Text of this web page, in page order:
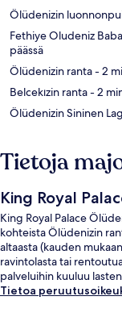
Ölüdenizin
Fethiye Oludeniz
päässä
Ölüdenizin ranta- 2
Belcekızin ranta- 2
Ölüdenizin Sininen
Tietoja
King Royal
King Royal Palace
kohteista Ölüdenizin
altaasta (kauden
ravintolasta tai
palveluihin kuuluu
Tietoa